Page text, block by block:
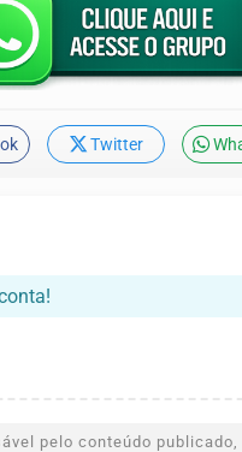
Twitter
pelo conteúdo